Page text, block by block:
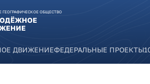
ГЕОГРАФИЧЕСКОЕ ОБЩЕСТВО
ДВИЖЕНИЕФЕДЕРАЛЬНЫЕ ПРОЕКТЫ